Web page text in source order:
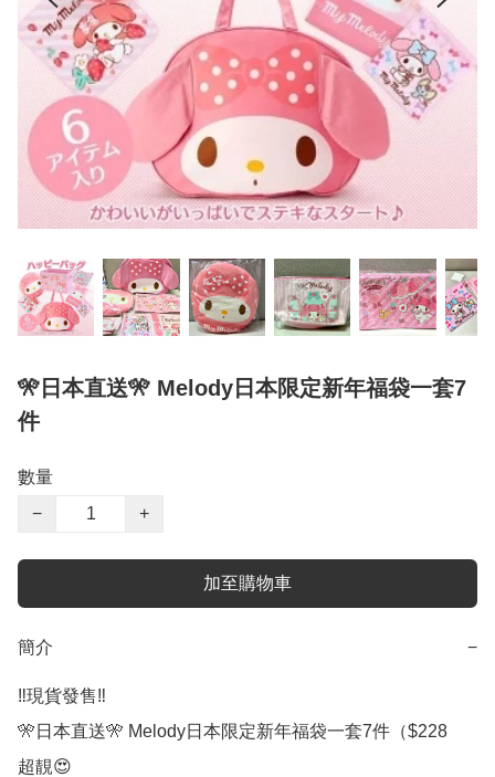
🎌日本直送🎌 Melody日本限定新年福袋一套7
件
數量
−
+
加至購物車
簡介 −
‼️現貨發售‼️
🎌日本直送🎌 Melody日本限定新年福袋一套7件（$228
超靚😍